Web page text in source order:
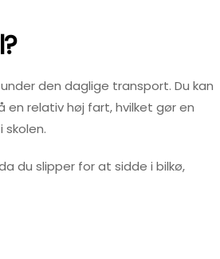
den daglige transport. Du kan
en relativ høj fart, hvilket gør en
du slipper for at sidde i bilkø,